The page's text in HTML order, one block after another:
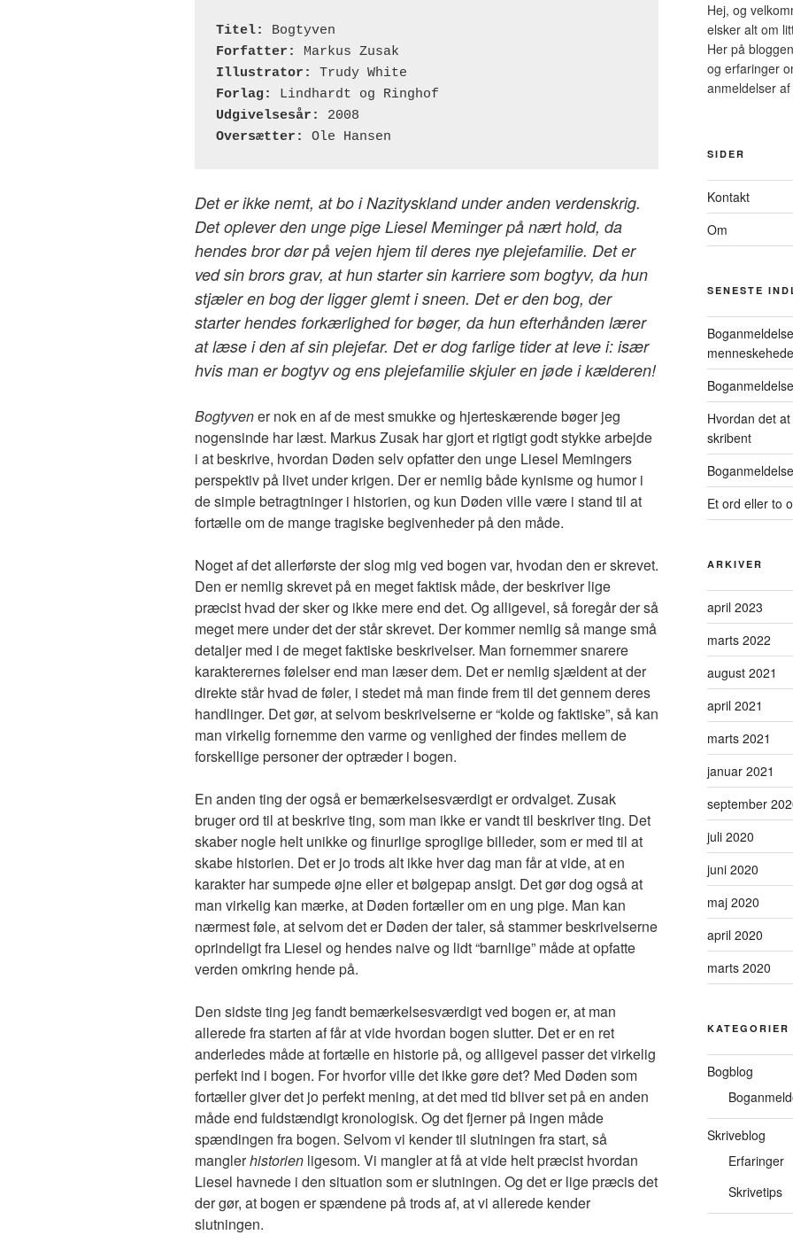
Titel:
Forfatter:
Illustrator:
Forlag:
Udgivelsesår:
Oversætter:
Ole Hansen
Det er ikke nemt, at bo i Nazityskland under anden verdenskrig.
Det oplever den unge pige Liesel Meminger på nært hold, da
hendes bror dør på vejen hjem til deres nye plejefamilie. Det er
ved sin brors grav, at hun starter sin karriere som bogtyv, da hun
stjæler en bog der ligger glemt i sneen. Det er den bog, der
starter hendes forkærlighed for bøger, da hun efterhånden lærer
at læse i den af sin plejefar. Det er dog farlige tider at leve i: især
hvis man er bogtyv og ens plejefamilie skjuler en jøde i kælderen!
Bogtyvener nok en af de mest smukke og hjerteskærende bøger jeg
nogensinde har læst. Markus Zusak har gjort et rigtigt godt stykke arbejde
i at beskrive, hvordan Døden selv opfatter den unge Liesel Memingers
perspektiv på livet under krigen. Der er nemlig både kynisme og humor i
de simple betragtninger i historien, og kun Døden ville være i stand til at
fortælle om de mange tragiske begivenheder på den måde.
Noget af det allerførste der slog mig ved bogen var, hvodan den er skrevet.
Den er nemlig skrevet på en meget faktisk måde, der beskriver lige
præcist hvad der sker og ikke mere end det. Og alligevel, så foregår der så
meget mere under det der står skrevet. Der kommer nemlig så mange små
detaljer med i de meget faktiske beskrivelser. Man fornemmer snarere
karakterernes følelser end man læser dem. Det er nemlig sjældent at der
direkte står hvad de føler, i stedet må man finde frem til det gennem deres
handlinger. Det gør, at selvom beskrivelserne er “kolde og faktiske”, så kan
man virkelig fornemme den varme og venlighed der findes mellem de
forskellige personer der optræder i bogen.
En anden ting der også er bemærkelsesværdigt er ordvalget. Zusak
bruger ord til at beskrive ting, som man ikke er vandt til beskriver ting. Det
skaber nogle helt unikke og finurlige sproglige billeder, som er med til at
skabe historien. Det er jo trods alt ikke hver dag man får at vide, at en
karakter har sumpede øjne eller et bølgepap ansigt. Det gør dog også at
man virkelig kan mærke, at Døden fortæller om en ung pige. Man kan
nærmest føle, at selvom det er Døden der taler, så stammer beskrivelserne
oprindeligt fra Liesel og hendes naive og lidt “barnlige” måde at opfatte
verden omkring hende på.
Den sidste ting jeg fandt bemærkelsesværdigt ved bogen er, at man
allerede fra starten af får at vide hvordan bogen slutter. Det er en ret
anderledes måde at fortælle en historie på, og alligevel passer det virkelig
perfekt ind i bogen. For hvorfor ville det ikke gøre det? Med Døden som
fortæller giver det jo perfekt mening, at det med tid bliver set på en anden
måde end fuldstændigt kronologisk. Og det fjerner på ingen måde
spændingen fra bogen. Selvom vi kender til slutningen fra start, så
manglerhistorien ligesom. Vi mangler at få at vide helt præcist hvordan
Liesel havnede i den situation som er slutningen. Og det er lige præcis det
der gør, at bogen er spændene på trods af, at vi allerede kender
slutningen.
Hej, og
elsker alt om
Her på
og erfaringer
anmeldelser
SIDER
Kontakt
Om
SENESTE
Hvordan det
skribent
Et ord eller to
ARKIVER
april 2023
marts 2022
august 2021
april 2021
marts 2021
januar 2021
september
juli 2020
juni 2020
maj 2020
april 2020
marts 2020
KATEGORIER
Bogblog
Skriveblog
Erfaringer
Skrivetips